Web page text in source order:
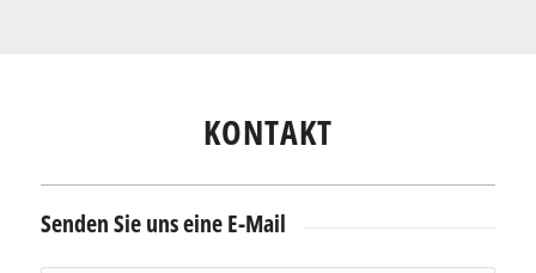
KONTAKT
Senden Sie uns eine E-Mail